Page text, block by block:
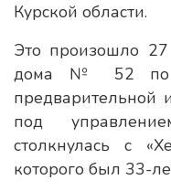
Курской области.
Это произошло
дома № 52 по
предварительной
под
столкнулась с
которого был 33-